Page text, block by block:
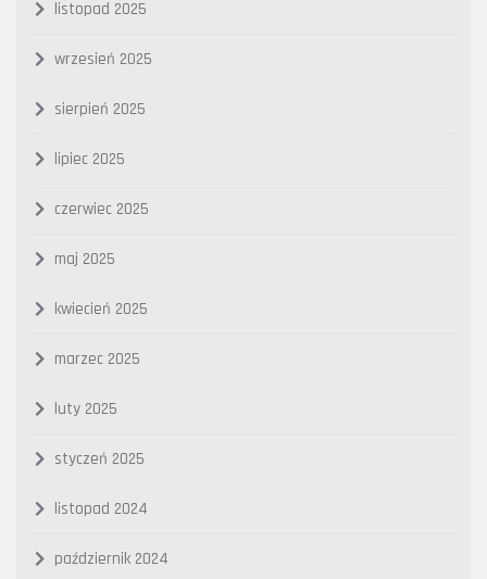
listopad 2025
wrzesień 2025
sierpień 2025
lipiec 2025
czerwiec 2025
maj 2025
kwiecień 2025
marzec 2025
luty 2025
styczeń 2025
listopad 2024
październik 2024